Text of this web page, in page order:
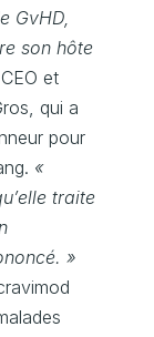
GvHD,
son hôte
et
qui a
pour
«
traite
»